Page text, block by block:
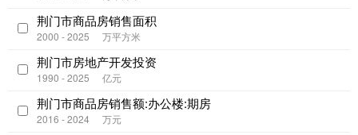
荆门市商品房销售面积
2000 - 2025 万平方米
荆门市房地产开发投资
1990 - 2025 亿元
荆门市商品房销售额:办公楼:期房
2016 - 2024 万元